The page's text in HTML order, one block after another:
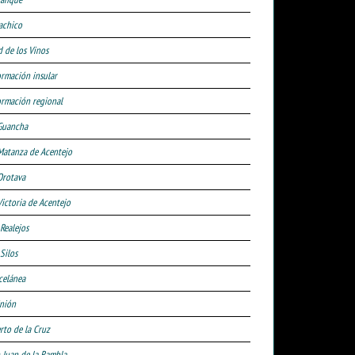
de los Vinos
insular
regional
de Acentejo
de Acentejo
de la Cruz